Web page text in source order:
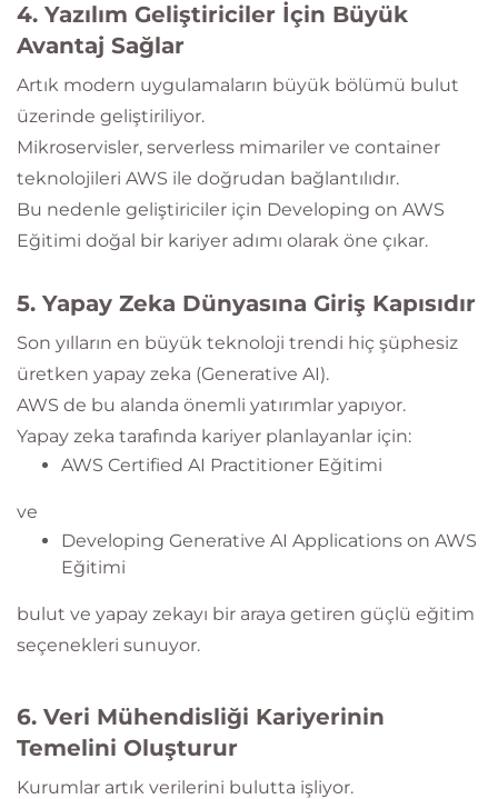
4. Yazılım Geliştiriciler İçin Büyük
Avantaj Sağlar
Artık modern uygulamaların büyük bölümü bulut
üzerinde geliştiriliyor.
Mikroservisler, serverless mimariler ve container
teknolojileri AWS ile doğrudan bağlantılıdır.
Bu nedenle geliştiriciler için Developing on AWS
Eğitimi doğal bir kariyer adımı olarak öne çıkar.
5. Yapay Zeka Dünyasına Giriş Kapısıdır
Son yılların en büyük teknoloji trendi hiç şüphesiz
üretken yapay zeka (Generative AI).
AWS de bu alanda önemli yatırımlar yapıyor.
Yapay zeka tarafında kariyer planlayanlar için:
AWS Certified AI Practitioner Eğitimi
ve
Developing Generative AI Applications on AWS
Eğitimi
bulut ve yapay zekayı bir araya getiren güçlü eğitim
seçenekleri sunuyor.
6. Veri Mühendisliği Kariyerinin
Temelini Oluşturur
Kurumlar artık verilerini bulutta işliyor.